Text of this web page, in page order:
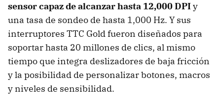
sensor capaz de alcanzar hasta 12,000 DPIy
una tasa de sondeo de hasta 1,000 Hz. Y sus
interruptores TTC Gold fueron diseñados para
soportar hasta 20 millones de clics, al mismo
tiempo que integra deslizadores de baja fricción
y la posibilidad de personalizar botones, macros
y niveles de sensibilidad.